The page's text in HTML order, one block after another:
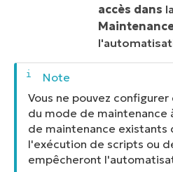
accès dans la
Vous ne pouvez
du mode de maintenance
de maintenance existants
l'exécution de scripts ou
empêcheront